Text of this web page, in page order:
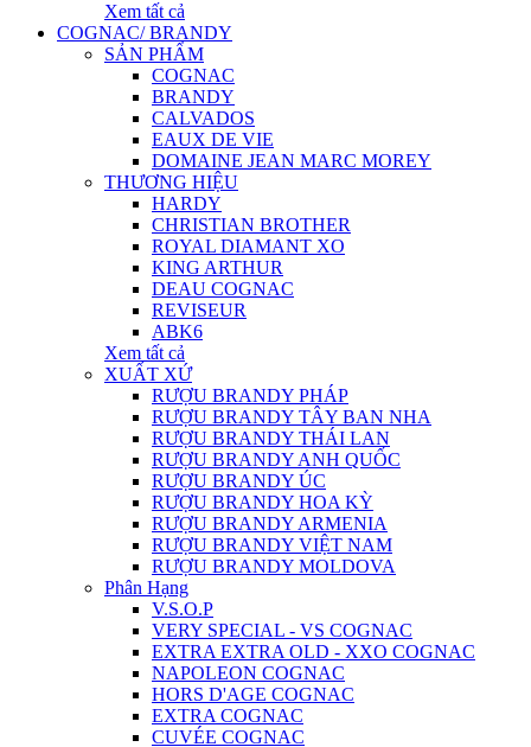
Xem tất cả
COGNAC/ BRANDY
SẢN PHẨM
COGNAC
BRANDY
CALVADOS
EAUX DE VIE
DOMAINE JEAN MARC MOREY
THƯƠNG HIỆU
HARDY
CHRISTIAN BROTHER
ROYAL DIAMANT XO
KING ARTHUR
DEAU COGNAC
REVISEUR
ABK6
Xem tất cả
XUẤT XỨ
RƯỢU BRANDY PHÁP
RƯỢU BRANDY TÂY BAN NHA
RƯỢU BRANDY THÁI LAN
RƯỢU BRANDY ANH QUỐC
RƯỢU BRANDY ÚC
RƯỢU BRANDY HOA KỲ
RƯỢU BRANDY ARMENIA
RƯỢU BRANDY VIỆT NAM
RƯỢU BRANDY MOLDOVA
Phân Hạng
V.S.O.P
VERY SPECIAL - VS COGNAC
EXTRA EXTRA OLD - XXO COGNAC
NAPOLEON COGNAC
HORS D'AGE COGNAC
EXTRA COGNAC
CUVÉE COGNAC